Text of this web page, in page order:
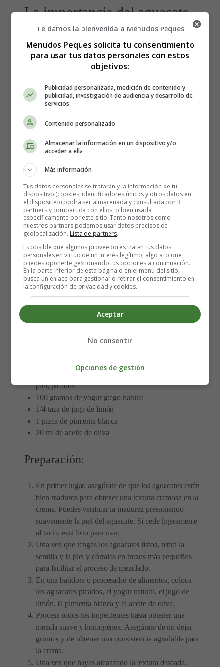
La importancia del aguacate
en la cocina:
El aguacate es un fruto versátil y saludable que se ha
alrededor del mundo. Originario de América Central y
del Sur, el aguacate se ha ganado su lugar en la
Además de su exquisito perfil gustativo, el aguacate es
minerales. Contiene vitamina E, vitamina C, vitamina K,
Incorporar aguacates en tu alimentación no solo agrega
brinda beneficios para la salud.
Receta de crema de aguacate:
Ahora que conocemos los beneficios del aguacate, es
hora de poner manos a la obra y preparar una crema de
aguacate que sorprenderá a tus seres queridos. Esta receta
es rápida, sencilla y requiere ingredientes comunes que
puedes encontrar en tu despensa. A continuación, te
detallo los pasos para preparar esta deliciosa crema de
aguacate:
2 aguacates medianos maduros, sin semillas y sin
piel, picados
100 gramos de yogur giego natural
1/4 taza de jugo de limón
1 pizca de pimienta blanca
20 ml de aceite de oliva
Preparación:
En primer lugar, asegúrate de que los aguacates estén
bien maduros para obtener una textura cremosa en la
crema. Puedes verificar la madurez presionando
suavemente la piel del aguacate. Si cede ligeramente
al tacto, está listo para usar.
Una vez que tengas los aguacates listos, retira la
semilla y la piel y córtalos en trozos más pequeños
para facilitar el proceso de mezclado.
En una batidora o procesador de alimentos, coloca
los aguacates picados, el yogur natural, el jugo de
limón, la pimienta blanca y el aceite de oliva.
Procesa todos los ingredientes hasta obtener una
mezcla suave y homogénea. Asegúrate de no dejar
grumos y de obtener una consistencia agradable para
la crema.
Una vez que hayas alcanzado la textura deseada,
Te damos la bienvenida a Menudos Peques
Menudos Peques solicita tu consentimiento
para usar tus datos personales con estos
objetivos:
Publicidad personalizada, medición de contenido y
publicidad, investigación de audiencia y desarrollo de
servicios
Contenido personalizado
Almacenar la información en un dispositivo y/o
acceder a ella
Más información
Tus datos personales se tratarán y la información de tu
dispositivo (cookies, identificadores únicos y otros datos en
el dispositivo) podrá ser almacenada y consultada por 3
partners y compartida con ellos, o bien usada
específicamente por este sitio. Tanto nosotros como
nuestros partners podemos usar datos precisos de
geolocalización. Lista de partners.
Es posible que algunos proveedores traten tus datos
personales en virtud de un interés legítimo, algo a lo que
puedes oponerte gestionando tus opciones a continuación.
En la parte inferior de esta página o en el menú del sitio,
busca un enlace para gestionar o retirar el consentimiento en
la configuración de privacidad y cookies.
Aceptar
No consentir
Opciones de gestión